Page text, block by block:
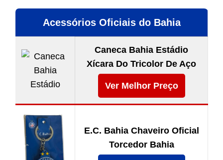
Acessórios Oficiais do Bahia
Caneca Bahia Estádio
Xícara Do Tricolor De Aço
Ver Melhor Preço
E.C. Bahia Chaveiro Oficial
Torcedor Bahia